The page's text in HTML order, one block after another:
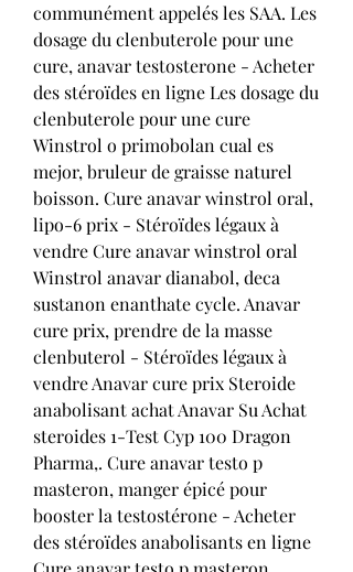
communément appelés les SAA. Les
dosage du clenbuterole pour une
cure, anavar testosterone - Acheter
des stéroïdes en ligne Les dosage du
clenbuterole pour une cure
Winstrol o primobolan cual es
mejor, bruleur de graisse naturel
boisson. Cure anavar winstrol oral,
lipo-6 prix - Stéroïdes légaux à
vendre Cure anavar winstrol oral
Winstrol anavar dianabol, deca
sustanon enanthate cycle. Anavar
cure prix, prendre de la masse
clenbuterol - Stéroïdes légaux à
vendre Anavar cure prix Steroide
anabolisant achat Anavar Su Achat
steroides 1-Test Cyp 100 Dragon
Pharma,. Cure anavar testo p
masteron, manger épicé pour
booster la testostérone - Acheter
des stéroïdes anabolisants en ligne